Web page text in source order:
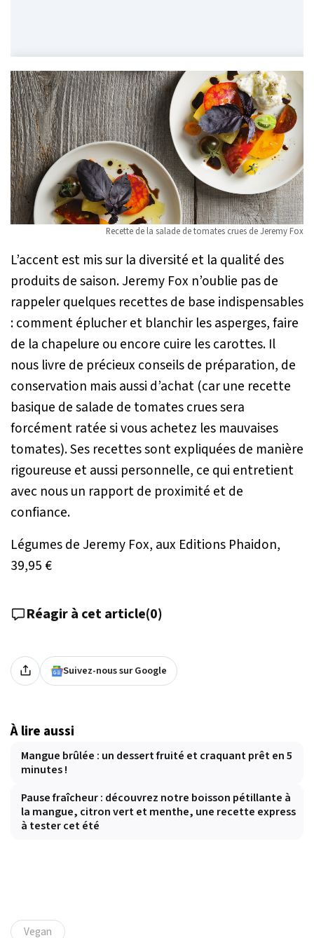
Recette de la salade de tomates crues de Jeremy Fox
L’accent est mis sur la diversité et la qualité des
produits de saison. Jeremy Fox n’oublie pas de
rappeler quelques recettes de base indispensables
: comment éplucher et blanchir les asperges, faire
de la chapelure ou encore cuire les carottes. Il
nous livre de précieux conseils de préparation, de
conservation mais aussi d’achat (car une recette
basique de salade de tomates crues sera
forcément ratée si vous achetez les mauvaises
tomates). Ses recettes sont expliquées de manière
rigoureuse et aussi personnelle, ce qui entretient
avec nous un rapport de proximité et de
confiance.
Légumes de Jeremy Fox, aux Editions Phaidon,
39,95 €
Réagir à cet article(0)
Suivez-nous sur Google
À lire aussi
Mangue brûlée : un dessert fruité et craquant prêt en 5
minutes !
Pause fraîcheur : découvrez notre boisson pétillante à
la mangue, citron vert et menthe, une recette express
à tester cet été
Vegan